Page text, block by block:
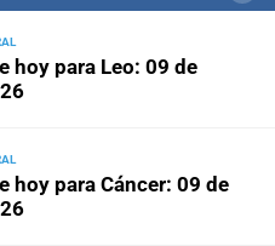
hoy para Leo: 09 de
hoy para Cáncer: 09 de